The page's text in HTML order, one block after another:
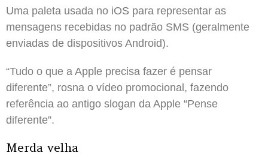
Uma paleta usada no iOS para representar as
mensagens recebidas no padrão SMS (geralmente
enviadas de dispositivos Android).
“Tudo o que a Apple precisa fazer é pensar
diferente”, rosna o vídeo promocional, fazendo
referência ao antigo slogan da Apple “Pense
diferente”.
Merda velha